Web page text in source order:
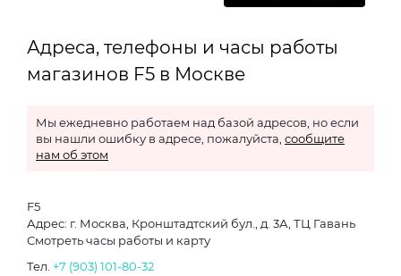
Адреса, телефоны и часы работы
магазинов F5 в Москве
Мы ежедневно работаем над базой адресов, но если
вы нашли ошибку в адресе, пожалуйста, сообщите
нам об этом
F5
Адрес: г. Москва, Кронштадтский бул., д. 3А, ТЦ Гавань
Смотреть часы работы и карту
Тел. +7 (903) 101-80-32